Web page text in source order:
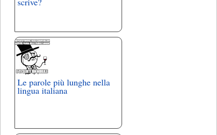
Le parole più lunghe nella
lingua italiana